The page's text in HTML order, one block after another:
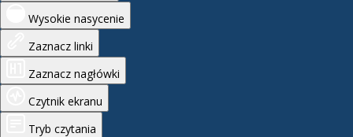
Wysokie nasycenie
Zaznacz linki
Zaznacz nagłówki
Czytnik ekranu
Tryb czytania